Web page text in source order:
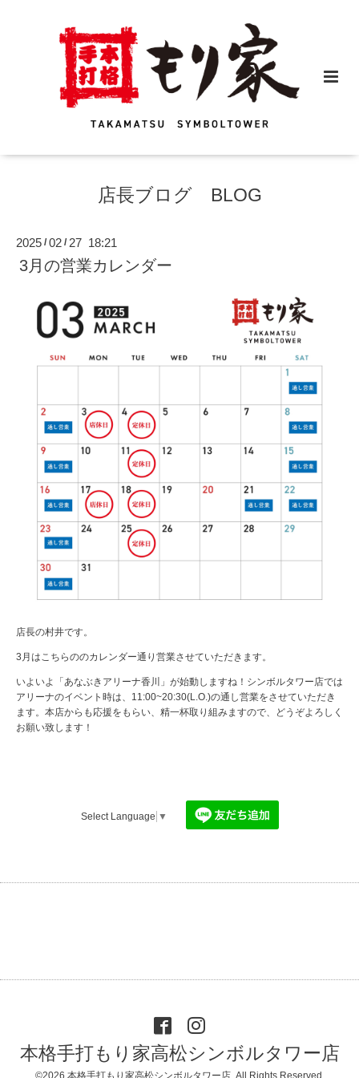
店長ブログ BLOG
2025 /02 / 27 18:21
3月の営業カレンダー
店長の村井です。
3月はこちらののカレンダー通り営業させていただきます。
いよいよ「あなぶきアリーナ香川」が始動しますね！シンボルタワー店では
アリーナのイベント時は、11:00~20:30(L.O.)の通し営業をさせていただき
ます。本店からも応援をもらい、精一杯取り組みますので、どうぞよろしく
お願い致します！
Select Language ▼
本格手打もり家高松シンボルタワー店
©2026 本格手打もり家高松シンボルタワー店. All Rights Reserved.